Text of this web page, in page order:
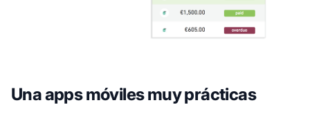
Una apps móviles muy prácticas